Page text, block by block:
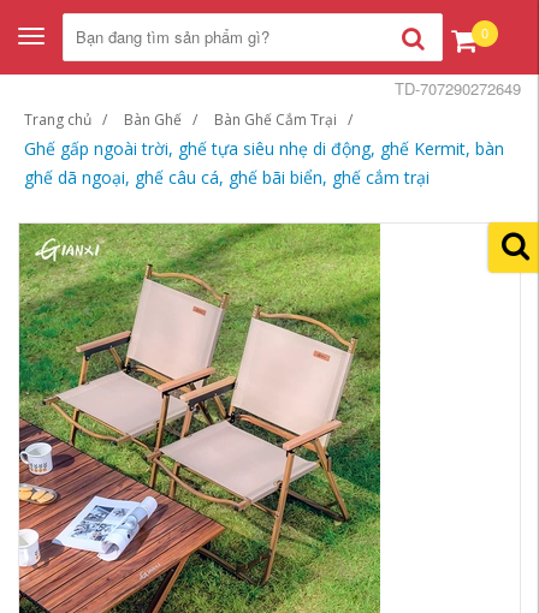
Toggle
navigation
0
Trang chủ Bàn Ghế Bàn Ghế Cắm Trại
Ghế gấp ngoài trời, ghế tựa siêu nhẹ di động, ghế Kermit, bàn
ghế dã ngoại, ghế câu cá, ghế bãi biển, ghế cắm trại
TD-707290272649